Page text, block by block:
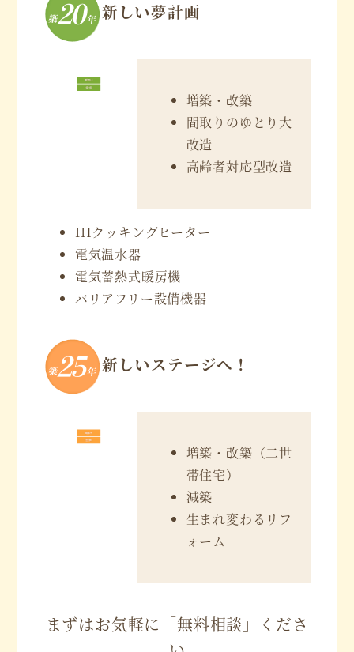
新しい夢計画
増築・改築
間取りのゆとり大
改造
高齢者対応型改造
IHクッキングヒーター
電気温水器
電気蓄熱式暖房機
バリアフリー設備機器
新しいステージへ！
増築・改築（二世
帯住宅）
減築
生まれ変わるリフ
ォーム
まずはお気軽に「無料相談」くださ